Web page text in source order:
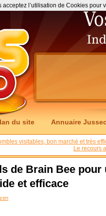
du site Annuaire
visitables, bon marché et très
Le recours
de Brain Bee
et efficace
l’utilisation de Cookies